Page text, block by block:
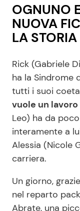
OGNUNO
NUOVA
LA
Rick (Gabriele
ha la Sindrome
tutti i suoi
vuole un lavoro
Leo) ha da
interamente a
Alessia (Nicole
carriera.
Un giorno,
nel reparto
Abrate, una